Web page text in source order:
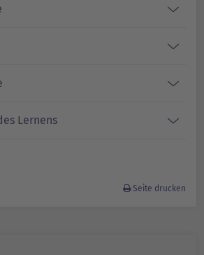
Lernens
Seite drucken